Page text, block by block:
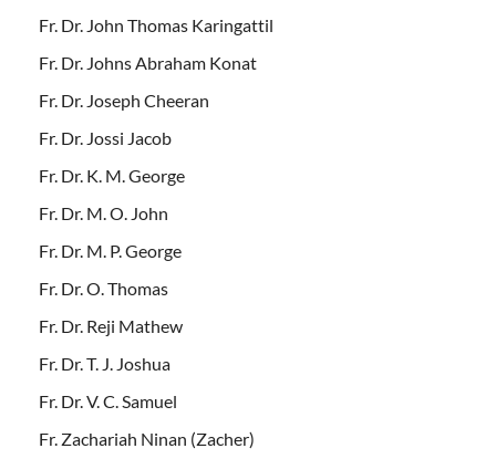
Fr. Dr. John Thomas Karingattil
Fr. Dr. Johns Abraham Konat
Fr. Dr. Joseph Cheeran
Fr. Dr. Jossi Jacob
Fr. Dr. K. M. George
Fr. Dr. M. O. John
Fr. Dr. M. P. George
Fr. Dr. O. Thomas
Fr. Dr. Reji Mathew
Fr. Dr. T. J. Joshua
Fr. Dr. V. C. Samuel
Fr. Zachariah Ninan (Zacher)